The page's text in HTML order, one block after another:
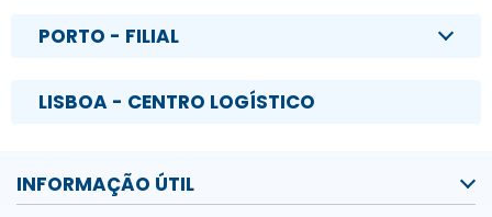
PORTO - FILIAL
LISBOA - CENTRO LOGÍSTICO
INFORMAÇÃO ÚTIL